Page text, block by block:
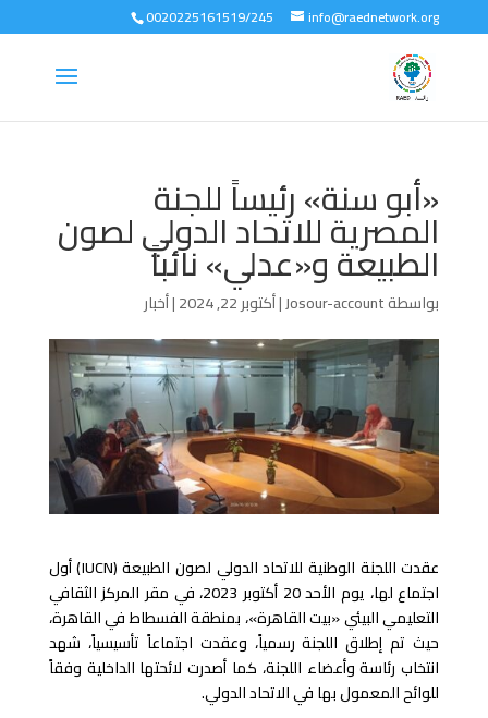
0020225161519/245 info@raednetwork.org
«أبو سنة» رئيساً للجنة
المصرية للاتحاد الدولي لصون
الطبيعة و«عدلي» نائباً
بواسطةJosour-account
|أكتوبر 22, 2024 |أخبار
عقدت اللجنة الوطنية للاتحاد الدولي لصون الطبيعة (IUCN) أول
اجتماع لها، يوم الأحد 20 أكتوبر 2023، في مقر المركز الثقافي
التعليمي البيئي «بيت القاهرة»، بمنطقة الفسطاط في القاهرة،
حيث تم إطلاق اللجنة رسمياً، وعقدت اجتماعاً تأسيسياً، شهد
انتخاب رئاسة وأعضاء اللجنة، كما أصدرت لائحتها الداخلية وفقاً
للوائح المعمول بها في الاتحاد الدولي.